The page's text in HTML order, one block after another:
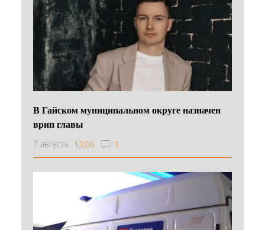
В Гайском муниципальном округе назначен
врип главы
7 августа 13:06 3